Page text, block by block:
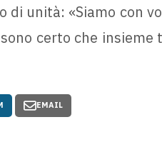
unità: «Siamo con
certo che insieme
EMAIL